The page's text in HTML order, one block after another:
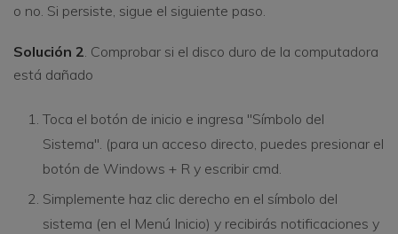
o no. Si persiste, sigue el siguiente paso.
Solución 2 . Comprobar si el disco duro de la computadora
está dañado
Toca el botón de inicio e ingresa "Símbolo del
Sistema". (para un acceso directo, puedes presionar el
botón de Windows + R y escribir cmd.
Simplemente haz clic derecho en el símbolo del
sistema (en el Menú Inicio) y recibirás notificaciones y